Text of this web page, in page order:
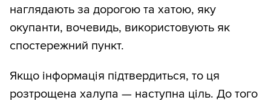
наглядають за дорогою та хатою, яку
окупанти, вочевидь, використовують як
спостережний пункт.
Якщо інформація підтвердиться, то ця
розтрощена халупа — наступна ціль. До того